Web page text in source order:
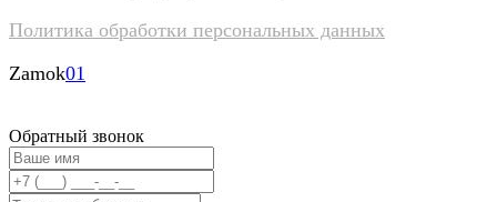
Политика обработки персональных данных
Zamok01
Обратный звонок